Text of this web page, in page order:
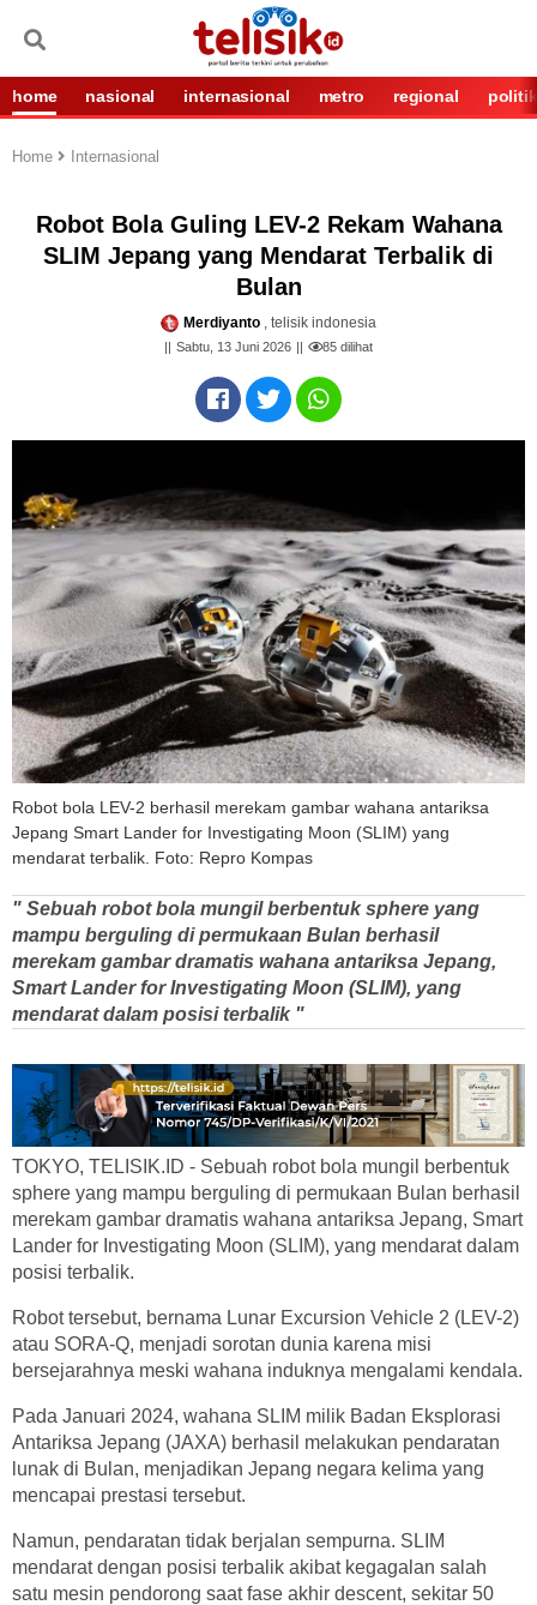
home nasional internasional metro regional politik
Home Internasional
Robot Bola Guling LEV-2 Rekam Wahana
SLIM Jepang yang Mendarat Terbalik di
Bulan
Merdiyanto , telisik indonesia
Sabtu, 13 Juni 2026 85 dilihat
Robot bola LEV-2 berhasil merekam gambar wahana antariksa
Jepang Smart Lander for Investigating Moon (SLIM) yang
mendarat terbalik. Foto: Repro Kompas
" Sebuah robot bola mungil berbentuk sphere yang
mampu berguling di permukaan Bulan berhasil
merekam gambar dramatis wahana antariksa Jepang,
Smart Lander for Investigating Moon (SLIM), yang
mendarat dalam posisi terbalik "
TOKYO, TELISIK.ID - Sebuah robot bola mungil berbentuk
sphere yang mampu berguling di permukaan Bulan berhasil
merekam gambar dramatis wahana antariksa Jepang, Smart
Lander for Investigating Moon (SLIM), yang mendarat dalam
posisi terbalik.
Robot tersebut, bernama Lunar Excursion Vehicle 2 (LEV-2)
atau SORA-Q, menjadi sorotan dunia karena misi
bersejarahnya meski wahana induknya mengalami kendala.
Pada Januari 2024, wahana SLIM milik Badan Eksplorasi
Antariksa Jepang (JAXA) berhasil melakukan pendaratan
lunak di Bulan, menjadikan Jepang negara kelima yang
mencapai prestasi tersebut.
Namun, pendaratan tidak berjalan sempurna. SLIM
mendarat dengan posisi terbalik akibat kegagalan salah
satu mesin pendorong saat fase akhir descent, sekitar 50